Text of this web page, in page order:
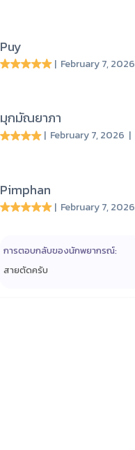
Puy
| February 7, 2026
มุกมัณยาภา
| February 7, 2026 |
Pimphan
| February 7, 2026
การตอบกลับของนักพยากรณ์:
สายตัดครับ